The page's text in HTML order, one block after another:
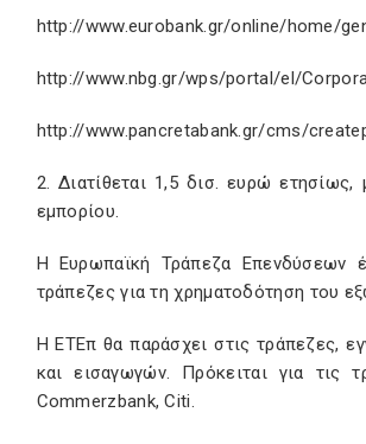
http://www.eurobank.gr/online/home/
http://www.nbg.gr/wps/portal/el/
http://www.pancretabank.gr/cms/
2. Διατίθεται 1,5 δισ. ευρώ
εμπορίου.
Η Ευρωπαϊκή Τράπεζα Επενδύσεων
τράπεζες για τη χρηματοδότηση του
Η ΕΤΕπ θα παράσχει στις τράπεζες,
και εισαγωγών. Πρόκειται για τις
Commerzbank, Citi.